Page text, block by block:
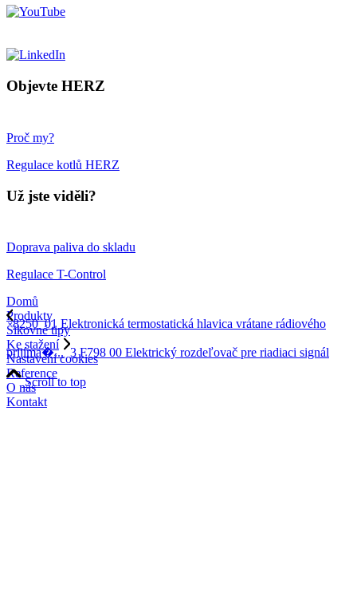
Objevte HERZ
Proč my?
Regulace kotlů HERZ
Už jste viděli?
Doprava paliva do skladu
Regulace T-Control
Domů
Produkty
Šikovné tipy
Ke stažení
Nastavení cookies
Reference
O nás
Kontakt
8250_01 Elektronická termostatická hlavica vrátane rádiového
prijíma�... 3 F798 00 Elektrický rozdeľovač pre riadiaci signál
Scroll to top